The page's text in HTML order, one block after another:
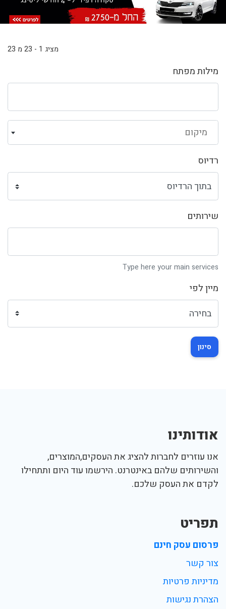
מילות מפתח
מיקום
רדיוס
שירותים
Type here your main services
מיין לפי
סינון
מציג 1 - 23 מ 23
אודותינו
אנו עוזרים לחברות להציג את העסקים,המוצרים,
והשירותים שלהם באינטרנט. הירשמו עוד היום ותתחילו
לקדם את העסק שלכם.
תפריט
פרסום עסק חינם
צור קשר
מדיניות פרטיות
הצהרת נגישות